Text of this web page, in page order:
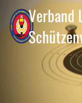
Verband